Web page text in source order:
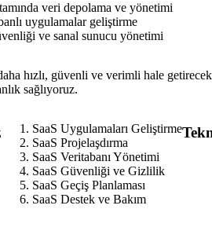
veri depolama ve yönetimi
uygulamalar geliştirme
ve sanal sunucu yönetimi
hızlı, güvenli ve verimli hale
sağlıyoruz.
SaaS Uygulamaları Geliştirme
SaaS Projelaşdırma
SaaS Veritabanı Yönetimi
SaaS Güvenliği ve Gizlilik
SaaS Geçiş Planlaması
SaaS Destek ve Bakım